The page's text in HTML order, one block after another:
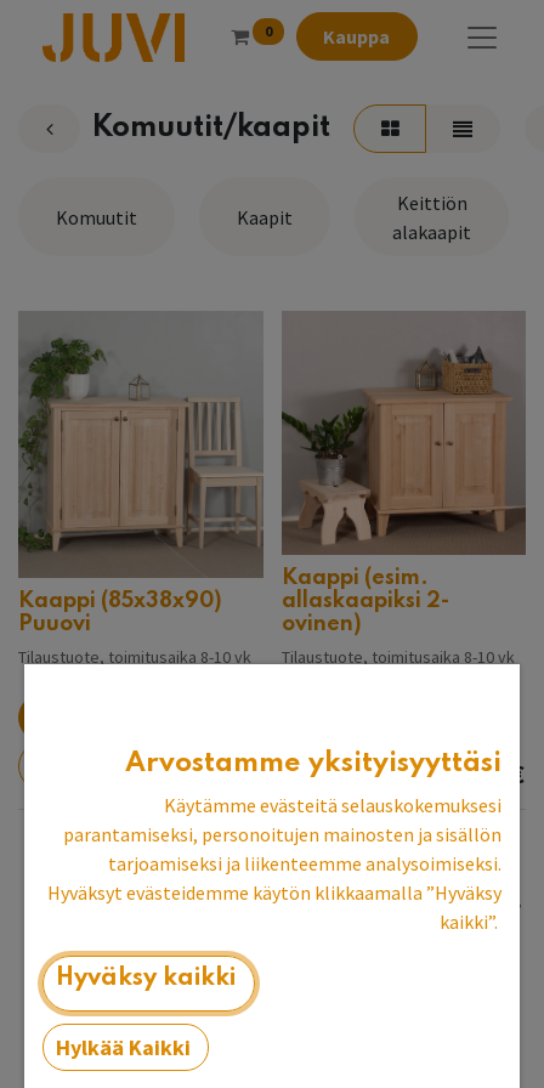
0 Kauppa
Komuutit/kaapit
Komuutit Kaapit
Keittiön
alakaapit
Kaappi (85x38x90)
Puuovi
Tilaustuote, toimitusaika 8-10 vk
999,00€
Kaappi (esim.
allaskaapiksi 2-
ovinen)
Tilaustuote, toimitusaika 8-10 vk
799,00 €
Arvostamme yksityisyyttäsi
Käytämme evästeitä selauskokemuksesi
parantamiseksi, personoitujen mainosten ja sisällön
tarjoamiseksi ja liikenteemme analysoimiseksi.
Hyväksyt evästeidemme käytön klikkaamalla ”Hyväksy
kaikki”.
Hyväksy kaikki
Hylkää Kaikki